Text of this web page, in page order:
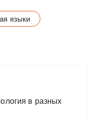
языки
в разных